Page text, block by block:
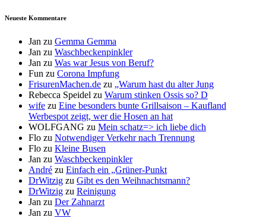
Neueste Kommentare
Jan zu Gemma Gemma
Jan zu Waschbeckenpinkler
Jan zu Was war Jesus von Beruf?
Fun zu Corona Impfung
FrisurenMachen.de zu „Warum hast du alter Jung
Rebecca Speidel zu Warum stinken Ossis so? D
wife zu Eine besonders bunte Grillsaison – Kaufland
Werbespot zeigt, wer die Hosen an hat
WOLFGANG zu Mein schatz=> ich liebe dich
Flo zu Notwendiger Verkehr nach Trennung
Flo zu Kleine Busen
Jan zu Waschbeckenpinkler
André zu Einfach ein „Grüner-Punkt
DrWitzig zu Gibt es den Weihnachtsmann?
DrWitzig zu Reinigung
Jan zu Der Zahnarzt
Jan zu VW